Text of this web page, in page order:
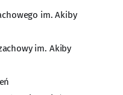
im. Akiby
im. Akiby